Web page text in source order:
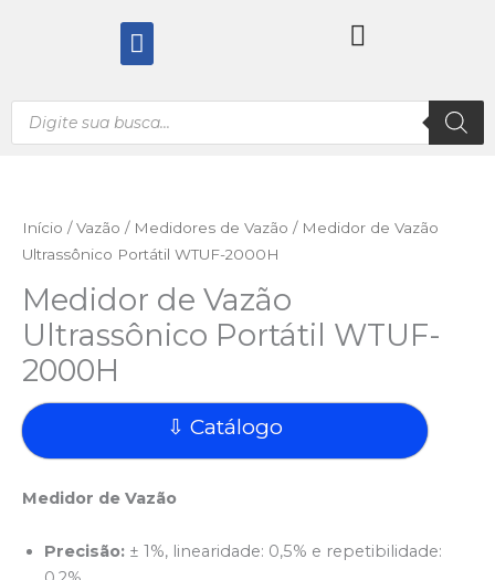
Menu
Pesquisar
produtos
Início /Vazão / Medidores de Vazão / Medidor de Vazão
Ultrassônico Portátil WTUF-2000H
Medidor de Vazão
Ultrassônico Portátil WTUF-
2000H
⇩ Catálogo
Medidor de Vazão
Precisão: ± 1%, linearidade: 0,5% e repetibilidade: